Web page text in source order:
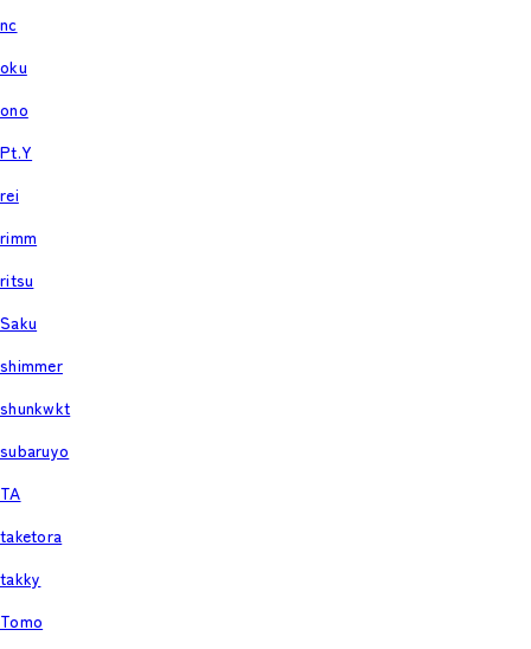
nc
oku
ono
Pt.Y
rei
rimm
ritsu
Saku
shimmer
shunkwkt
subaruyo
TA
taketora
takky
Tomo